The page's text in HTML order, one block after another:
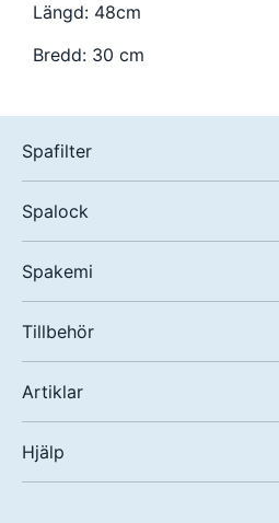
Längd: 48cm
Bredd: 30 cm
Spafilter
Spalock
Spakemi
Tillbehör
Artiklar
Hjälp